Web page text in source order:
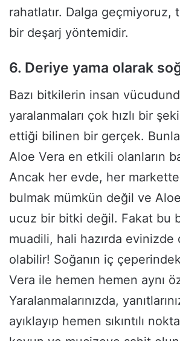
rahatlatır. Dalga geçmiyoruz,
bir deşarj yöntemidir.
6. Deriye yama olarak
Bazı bitkilerin insan
yaralanmaları çok hızlı bir
ettiği bilinen bir gerçek.
Aloe Vera en etkili olanların
Ancak her evde, her
bulmak mümkün değil ve
ucuz bir bitki değil. Fakat bu
muadili, hali hazırda evinizde
olabilir! Soğanın iç
Vera ile hemen hemen aynı
Yaralanmalarınızda,
ayıklayıp hemen sıkıntılı